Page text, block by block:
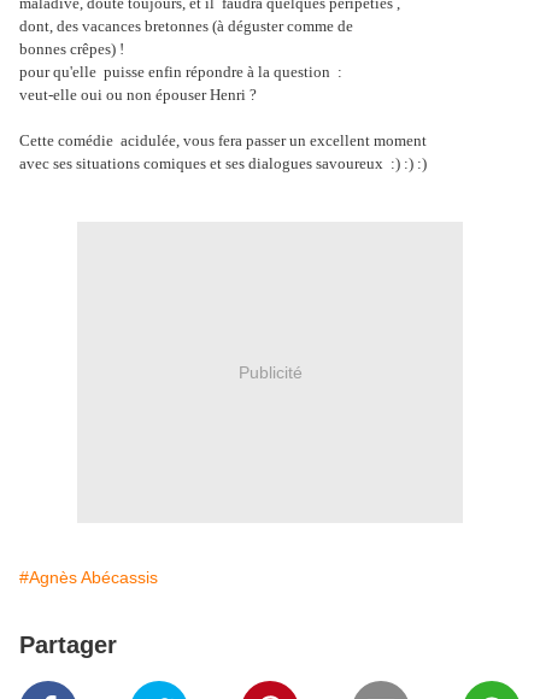
dont, des vacances bretonnes (à déguster comme de
bonnes crêpes) !
pour qu'elle puisse enfin répondre à la question :
veut-elle oui ou non épouser Henri ?
Cette comédie acidulée, vous fera passer un excellent moment
avec ses situations comiques et ses dialogues savoureux :) :) :)
Publicité
#Agnès Abécassis
Partager